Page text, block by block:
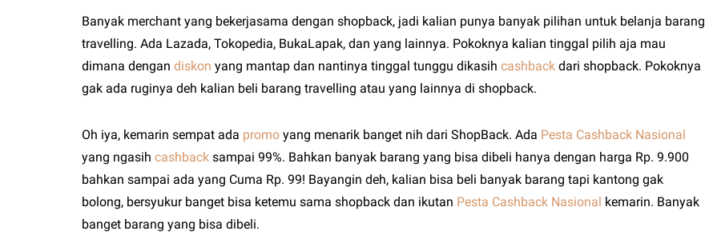
Banyak merchant yang bekerjasama dengan shopback, jadi kalian punya banyak pilihan untuk belanja barang
travelling. Ada Lazada, Tokopedia, BukaLapak, dan yang lainnya. Pokoknya kalian tinggal pilih aja mau
dimana dengan diskon yang mantap dan nantinya tinggal tunggu dikasih cashback dari shopback. Pokoknya
gak ada ruginya deh kalian beli barang travelling atau yang lainnya di shopback.
Oh iya, kemarin sempat ada promo yang menarik banget nih dari ShopBack. Ada Pesta Cashback Nasional
yang ngasih cashback sampai 99%. Bahkan banyak barang yang bisa dibeli hanya dengan harga Rp. 9.900
bahkan sampai ada yang Cuma Rp. 99! Bayangin deh, kalian bisa beli banyak barang tapi kantong gak
bolong, bersyukur banget bisa ketemu sama shopback dan ikutan Pesta Cashback Nasional kemarin. Banyak
banget barang yang bisa dibeli.